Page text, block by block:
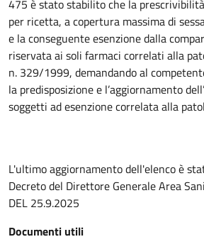
475 è stato stabilito che la
per ricetta, a copertura massima di
e la conseguente esenzione dalla
riservata ai soli farmaci correlati alla
n. 329/1999, demandando al
la predisposizione e l’aggiornamento
soggetti ad esenzione correlata alla
L'ultimo aggiornamento dell'elenco è
Decreto del Direttore Generale Area
DEL 25.9.2025
Documenti utili